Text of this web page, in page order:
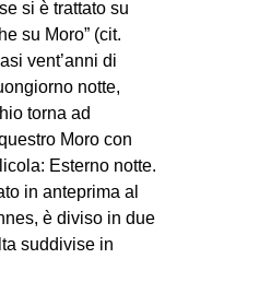
si è trattato su
su Moro” (cit.
vent’anni di
notte,
torna ad
Moro con
Esterno notte.
in anteprima al
è diviso in due
suddivise in